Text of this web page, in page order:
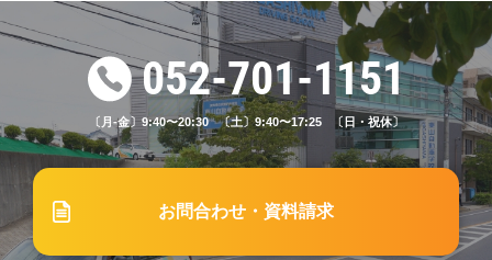
ブログ 2024.06.15
#40「高校生でも運転免許は取得できる？取得まで
の期間や注意点をご紹介」
#28「セット教習とは？教習内容と知っておきたい
ポイントを解説」
052-701-1151
〔月-金〕9:40〜20:30 〔土〕9:40〜17:25 〔日・祝休〕
お問合わせ・資料請求